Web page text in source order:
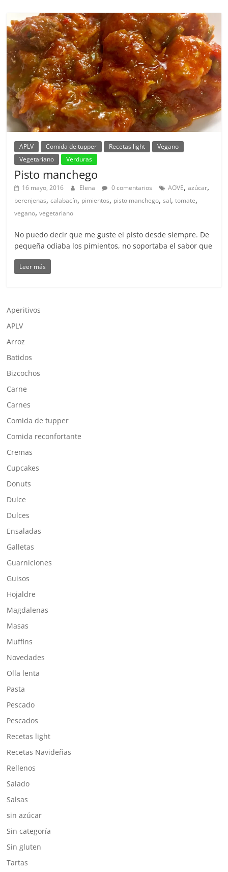
APLV Comida de tupper Recetas light
Vegano
Vegetariano
Verduras
Pisto manchego
16 mayo, 2016 Elena 0 comentarios AOVE,azúcar,
berenjenas,calabacín, pimientos, pisto manchego,sal,tomate,
vegano,vegetariano
No puedo decir que me guste el pisto desde siempre. De
pequeña odiaba los pimientos, no soportaba el sabor que
Leer más
Aperitivos
APLV
Arroz
Batidos
Bizcochos
Carne
Carnes
Comida de tupper
Comida reconfortante
Cremas
Cupcakes
Donuts
Dulce
Dulces
Ensaladas
Galletas
Guarniciones
Guisos
Hojaldre
Magdalenas
Masas
Muffins
Novedades
Olla lenta
Pasta
Pescado
Pescados
Recetas light
Recetas Navideñas
Rellenos
Salado
Salsas
sin azúcar
Sin categoría
Sin gluten
Tartas